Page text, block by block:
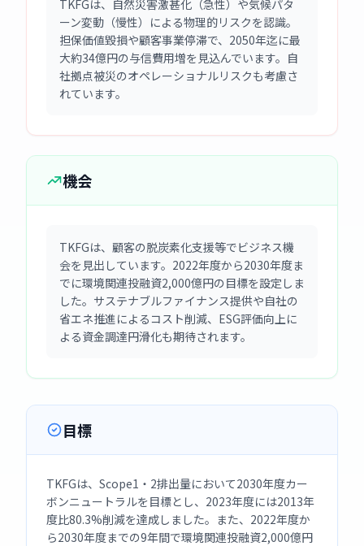
TKFGは、自然災害激甚化（急性）や気候パタ
ーン変動（慢性）による物理的リスクを認識。
担保価値毀損や顧客事業停滞で、2050年迄に最
大約34億円の与信費用増を見込んでいます。自
社拠点被災のオペレーショナルリスクも考慮さ
れています。
機会
TKFGは、顧客の脱炭素化支援等でビジネス機
会を見出しています。2022年度から2030年度ま
でに環境関連投融資2,000億円の目標を設定しま
した。サステナブルファイナンス提供や自社の
省エネ推進によるコスト削減、ESG評価向上に
よる資金調達円滑化も期待されます。
目標
TKFGは、Scope1・2排出量において2030年度カー
ボンニュートラルを目標とし、2023年度には2013年
度比80.3%削減を達成しました。また、2022年度か
ら2030年度までの9年間で環境関連投融資2,000億円